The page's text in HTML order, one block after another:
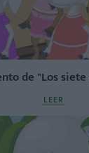
de "Los
LEER